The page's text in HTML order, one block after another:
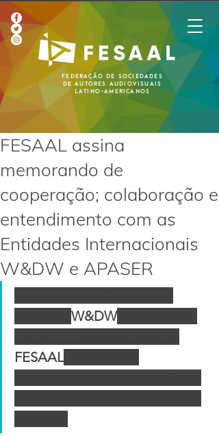
Federação de Sociedades
de Autores Audiovisuais
Latino-Americanos
FESAAL assina
memorando de
cooperação; colaboração e
entendimento com as
Entidades Internacionais
W&DW e APASER
W&DW
FESAAL